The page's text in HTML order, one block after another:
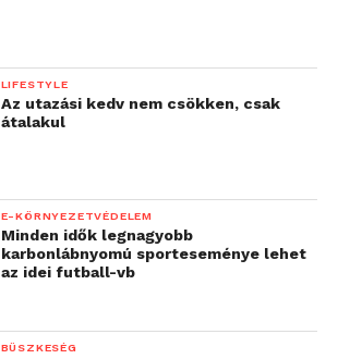
LIFESTYLE
Az utazási kedv nem csökken, csak
átalakul
E-KÖRNYEZETVÉDELEM
Minden idők legnagyobb
karbonlábnyomú sporteseménye lehet
az idei futball-vb
BÜSZKESÉG